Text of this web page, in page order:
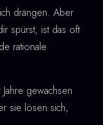
drängen. Aber
spürst, ist das oft
rationale
gewachsen
sie lösen sich,